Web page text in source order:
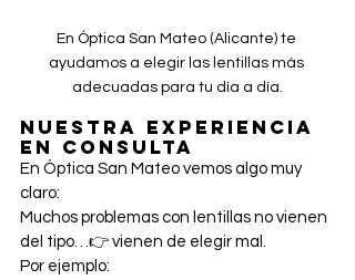
En Óptica San Mateo (Alicante) te
ayudamos a elegir las lentillas más
adecuadas para tu día a día.
Nuestra experiencia
en consulta
En Óptica San Mateo vemos algo muy
claro:
Muchos problemas con lentillas no vienen
del tipo…👉 vienen de elegir mal.
Por ejemplo: